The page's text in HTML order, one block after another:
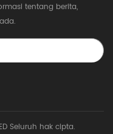
tentang berita,
Seluruh hak cipta.